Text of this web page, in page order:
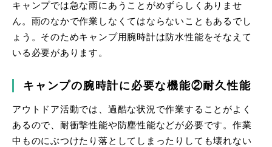
キャンプでは急な雨にあうことがめずらしくありませ
ん。雨のなかで作業しなくてはならないこともあるでし
ょう。そのためキャンプ用腕時計は防水性能をそなえて
いる必要があります。
キャンプの腕時計に必要な機能②耐久性能
アウトドア活動では、過酷な状況で作業することがよく
あるので、耐衝撃性能や防塵性能などが必要です。作業
中ものにぶつけたり落としてしまったりしても壊れない